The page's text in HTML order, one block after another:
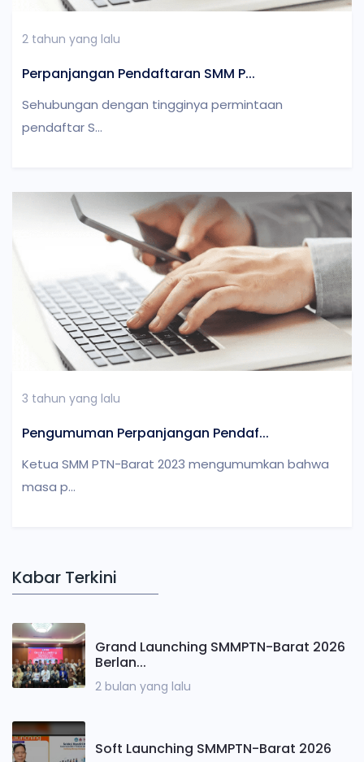
2 tahun yang lalu
Perpanjangan Pendaftaran SMM P...
Sehubungan dengan tingginya permintaan
pendaftar S...
3 tahun yang lalu
Pengumuman Perpanjangan Pendaf...
Ketua SMM PTN-Barat 2023 mengumumkan bahwa
masa p...
Kabar Terkini
Grand Launching SMMPTN-Barat 2026
Berlan...
2 bulan yang lalu
Soft Launching SMMPTN-Barat 2026